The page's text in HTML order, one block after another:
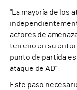
"La mayoría de los
actores de
terreno en su
punto de partida
ataque de AD".
Este paso